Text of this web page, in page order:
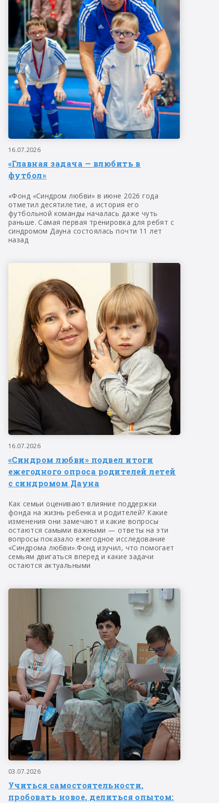
16.07.2026
«Главная задача — влюбить в
футбол»
«Фонд «Синдром любви» в июне 2026 года
отметил десятилетие, а история его
футбольной команды началась даже чуть
раньше. Самая первая тренировка для ребят с
синдромом Дауна состоялась почти 11 лет
назад
16.07.2026
«Синдром любви» подвел итоги
ежегодного опроса родителей летей
с синдромом Дауна
Как семьи оценивают влияние поддержки
фонда на жизнь ребенка и родителей? Какие
изменения они замечают и какие вопросы
остаются самыми важными — ответы на эти
вопросы показало ежегодное исследование
«Синдрома любви».Фонд изучил, что помогает
семьям двигаться вперед и какие задачи
остаются актуальными
03.07.2026
Учиться самостоятельности,
пробовать новое, делиться опытом: